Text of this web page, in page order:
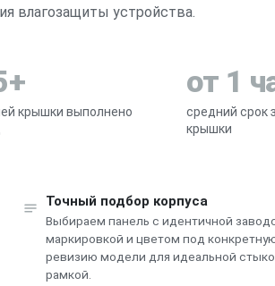
влагозащиты устройства.
крышки выполнено
от 1
средний срок
крышки
Точный подбор корпуса
Выбираем панель с идентичной
маркировкой и цветом под
ревизию модели для идеальной
рамкой.